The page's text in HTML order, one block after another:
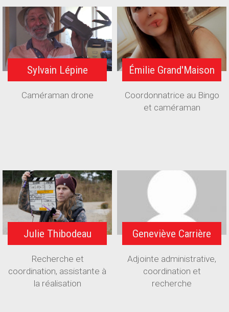
Sylvain Lépine
Caméraman drone
Émilie Grand'Maison
Coordonnatrice au Bingo
et caméraman
Julie Thibodeau
Recherche et
coordination, assistante à
la réalisation
Geneviève Carrière
Adjointe administrative,
coordination et
recherche